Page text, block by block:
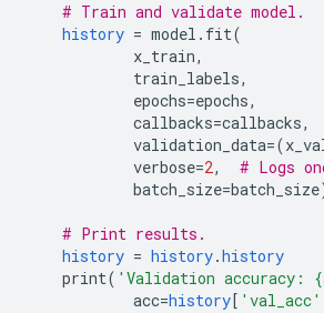
# Train and validate model.
history = model . fit(
x_train,
train_labels,
epochs=epochs,
callbacks=callbacks,
validation_data=(
verbose=2,
# Logs
batch_size=batch_size
# Print results.
history = history.history
print( 'Validation accuracy:
acc=history [ 'val_acc'